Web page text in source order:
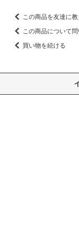
この商品を友達に
この商品について
買い物を続ける